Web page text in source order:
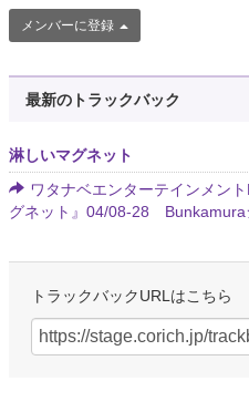
メンバーに登録
最新のトラックバック
淋しいマグネット
ワタナベエンターテインメン
グネット』04/08-28 Bunkamura
トラックバックURLはこちら